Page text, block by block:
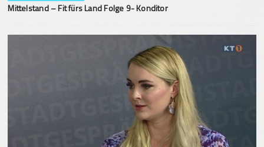
Mittelstand – Fit fürs Land Folge 9- Konditor